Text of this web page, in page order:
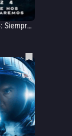
Uranus 2324: Siempre nos encontraremos